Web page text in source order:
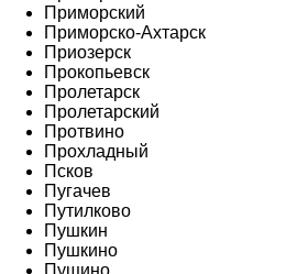
Приморский
Приморско-Ахтарск
Приозерск
Прокопьевск
Пролетарск
Пролетарский
Протвино
Прохладный
Псков
Пугачев
Путилково
Пушкин
Пушкино
Пущино